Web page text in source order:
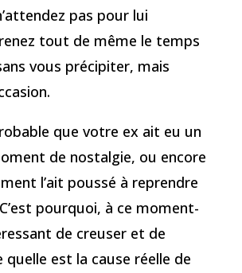
pas pour lui
tout de même le temps
vous précipiter, mais
que votre ex ait eu un
de nostalgie, ou encore
l’ait poussé à reprendre
pourquoi, à ce moment-
de creuser et de
quelle est la cause réelle de